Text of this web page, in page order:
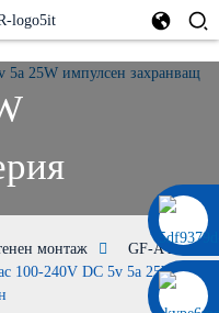
13322920697
монтаж
GF-A 24W
100-240V DC 5v 5a 25W